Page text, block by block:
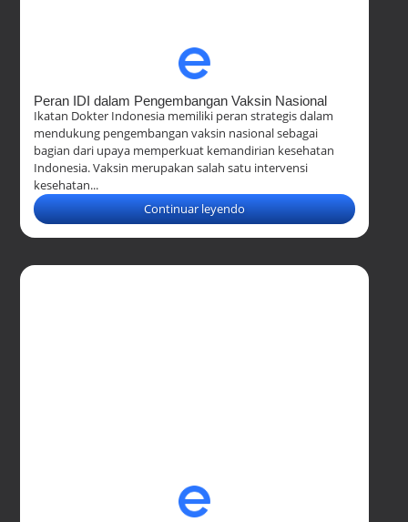
Peran IDI dalam Pengembangan Vaksin Nasional
Ikatan Dokter Indonesia memiliki peran strategis dalam
mendukung pengembangan vaksin nasional sebagai
bagian dari upaya memperkuat kemandirian kesehatan
Indonesia. Vaksin merupakan salah satu intervensi
kesehatan...
Continuar leyendo